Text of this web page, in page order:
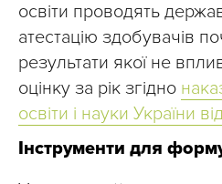
освіти проводять
атестацію здобувачів
результати якої не
оцінку за рік згідно
освіти і науки України
Інструменти для